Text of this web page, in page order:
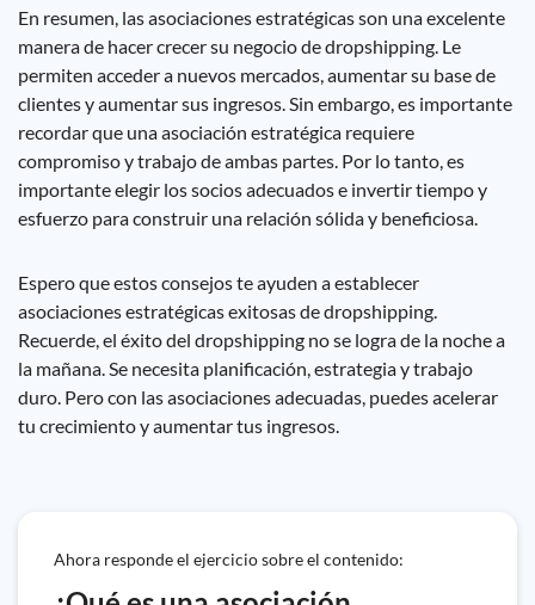
En resumen, las asociaciones estratégicas son una excelente
manera de hacer crecer su negocio de dropshipping. Le
permiten acceder a nuevos mercados, aumentar su base de
clientes y aumentar sus ingresos. Sin embargo, es importante
recordar que una asociación estratégica requiere
compromiso y trabajo de ambas partes. Por lo tanto, es
importante elegir los socios adecuados e invertir tiempo y
esfuerzo para construir una relación sólida y beneficiosa.
Espero que estos consejos te ayuden a establecer
asociaciones estratégicas exitosas de dropshipping.
Recuerde, el éxito del dropshipping no se logra de la noche a
la mañana. Se necesita planificación, estrategia y trabajo
duro. Pero con las asociaciones adecuadas, puedes acelerar
tu crecimiento y aumentar tus ingresos.
Ahora responde el ejercicio sobre el contenido: